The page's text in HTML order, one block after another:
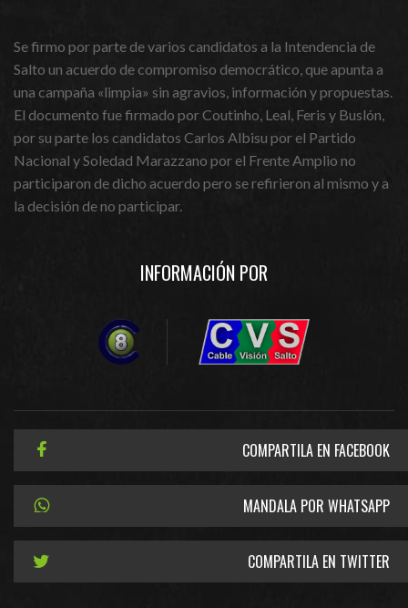
Se firmo por parte de varios candidatos a la Intendencia de
Salto un acuerdo de compromiso democrático, que apunta a
una campaña «limpia» sin agravios, información y propuestas.
El documento fue firmado por Coutinho, Leal, Feris y Buslón,
por su parte los candidatos Carlos Albisu por el Partido
Nacional y Soledad Marazzano por el Frente Amplio no
participaron de dicho acuerdo pero se refirieron al mismo y a
la decisión de no participar.
INFORMACIÓN POR
COMPARTILA EN FACEBOOK
MANDALA POR WHATSAPP
COMPARTILA EN TWITTER